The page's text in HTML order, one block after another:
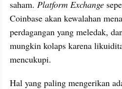
saham. Platform Exchange
Coinbase akan kewalahan
perdagangan yang meledak,
mungkin kolaps karena
mencukupi.
Hal yang paling mengerikan